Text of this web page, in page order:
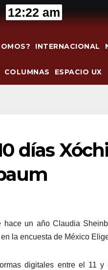
12:22 am
INTERNACIONAL
COLUMNAS ESPACIO UX
días
hace un año Claudia
la encuesta de México
digitales entre el 11